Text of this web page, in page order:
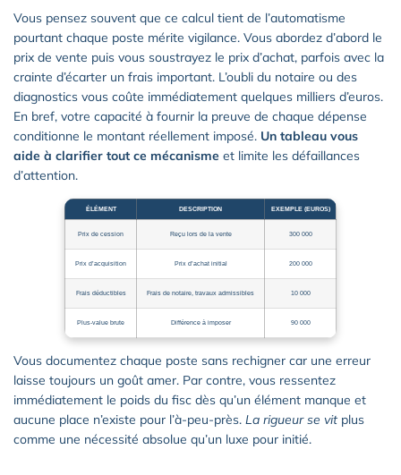
Vous pensez souvent que ce calcul tient de l’automatisme
pourtant chaque poste mérite vigilance. Vous abordez d’abord le
prix de vente puis vous soustrayez le prix d’achat, parfois avec la
crainte d’écarter un frais important. L’oubli du notaire ou des
diagnostics vous coûte immédiatement quelques milliers d’euros.
En bref, votre capacité à fournir la preuve de chaque dépense
conditionne le montant réellement imposé. Un tableau vous
aide à clarifier tout ce mécanisme et limite les défaillances
d’attention.
ÉLÉMENT DESCRIPTION EXEMPLE (EUROS)
Prix de cession Reçu lors de la vente 300 000
Prix d’acquisition Prix d’achat initial 200 000
Frais déductibles Frais de notaire, travaux admissibles 10 000
Plus-value brute Différence à imposer 90 000
Vous documentez chaque poste sans rechigner car une erreur
laisse toujours un goût amer. Par contre, vous ressentez
immédiatement le poids du fisc dès qu’un élément manque et
aucune place n’existe pour l’à-peu-près. La rigueur se vit plus
comme une nécessité absolue qu’un luxe pour initié.